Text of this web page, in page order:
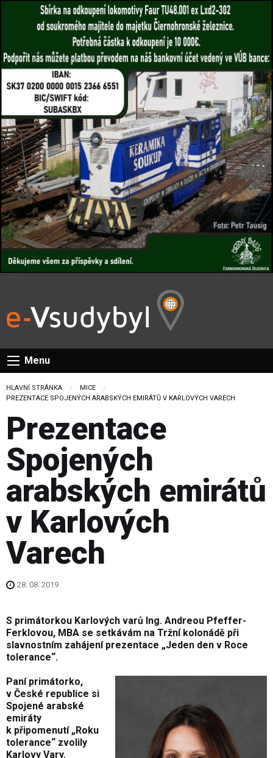
Menu
HLAVNÍ STRÁNKA
MICE
CURRENT:
PREZENTACE SPOJENÝCH ARABSKÝCH EMIRÁTŮ V KARLOVÝCH VARECH
Prezentace
Spojených
arabských emirátů
v Karlových
Varech
28. 08. 2019
S primátorkou Karlových varů Ing. Andreou Pfeffer-
Ferklovou, MBA se setkávám na Tržní kolonádě při
slavnostním zahájení prezentace „Jeden den v Roce
tolerance“.
Paní primátorko,
v České republice si
Spojené arabské
emiráty
k připomenutí „Roku
tolerance“ zvolily
Karlovy Vary.